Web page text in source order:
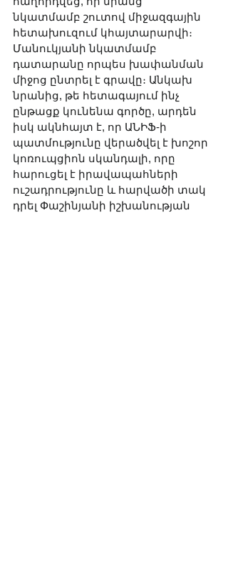
նկատմամբ շուտով միջազգային
հետախուզում կհայտարարվի։
Մանուկյանի նկատմամբ
դատարանը որպես խափանման
միջոց ընտրել է գրավը։ Անկախ
նրանից, թե հետագայում ինչ
ընթացք կունենա գործը, արդեն
իսկ ակնհայտ է, որ ԱՆԻՖ-ի
պատմությունը վերածվել է խոշոր
կոռուպցիոն սկանդալի, որը
հարուցել է իրավապահների
ուշադրությունը և հարվածի տակ
դրել Փաշինյանի իշխանության